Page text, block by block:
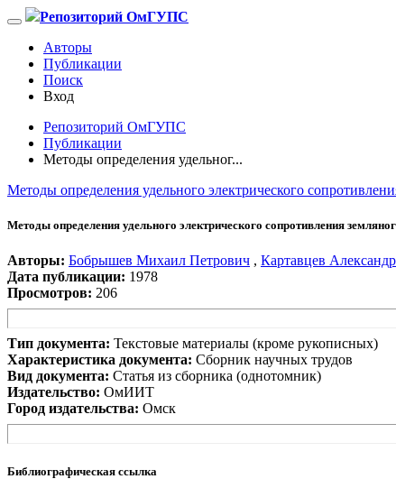
Репозиторий ОмГУПС
Авторы
Публикации
Поиск
Вход
Репозиторий ОмГУПС
Публикации
Методы определения удельног...
Методы определения удельного электрического
Методы определения удельного электрического сопротивления
Авторы: Бобрышев Михаил Петрович , Картавцев
Дата публикации: 1978
Просмотров: 206
Тип документа: Текстовые материалы (кроме рукописных)
Характеристика документа: Сборник научных трудов
Вид документа: Статья из сборника (однотомник)
Издательство: ОмИИТ
Город издательства: Омск
Библиографическая ссылка